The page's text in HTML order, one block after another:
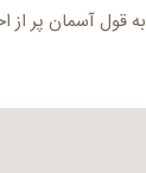
به قول آسمان پر از